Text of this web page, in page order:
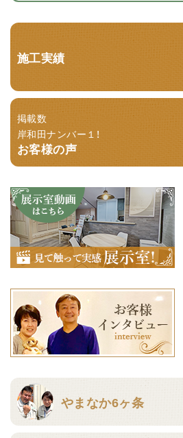
施工実績
掲載数
岸和田ナンバー１！
お客様の声
やまなか6ヶ条